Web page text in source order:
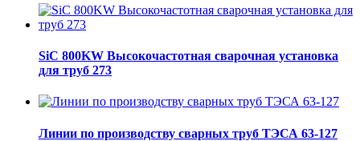
SiC 800KW Высокочастотная сварочная установка
для труб 273
Линии по производству сварных труб ТЭСА 63-127